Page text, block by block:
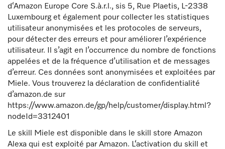
d‘Amazon Europe Core S.à.r.l., sis 5, Rue Plaetis, L-2338
Luxembourg et également pour collecter les statistiques
utilisateur anonymisées et les protocoles de serveurs,
pour détecter des erreurs et pour améliorer l’expérience
utilisateur. Il s’agit en l’occurrence du nombre de fonctions
appelées et de la fréquence d’utilisation et de messages
d’erreur. Ces données sont anonymisées et exploitées par
Miele. Vous trouverez la déclaration de confidentialité
d’amazon.de sur
https://www.amazon.de/gp/help/customer/display.html?
nodeId=3312401
Le skill Miele est disponible dans le skill store Amazon
Alexa qui est exploité par Amazon. L‘activation du skill et